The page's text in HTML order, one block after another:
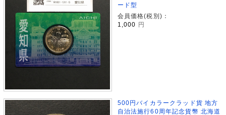
ード型
会員価格(税別)：
1,000 円
500円バイカラークラッド貨 地方
自治法施行60周年記念貨幣 北海道